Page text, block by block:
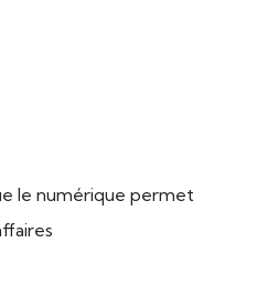
le numérique permet